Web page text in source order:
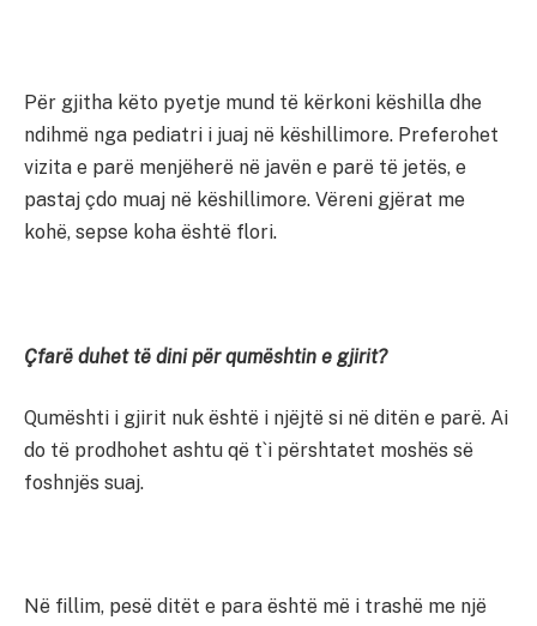
Për gjitha këto pyetje mund të kërkoni këshilla dhe
ndihmë nga pediatri i juaj në këshillimore. Preferohet
vizita e parë menjëherë në javën e parë të jetës, e
pastaj çdo muaj në këshillimore. Vëreni gjërat me
kohë, sepse koha është flori.
Çfarë duhet të dini për qumështin e gjirit?
Qumështi i gjirit nuk është i njëjtë si në ditën e parë. Ai
do të prodhohet ashtu që t`i përshtatet moshës së
foshnjës suaj.
Në fillim, pesë ditët e para është më i trashë me një